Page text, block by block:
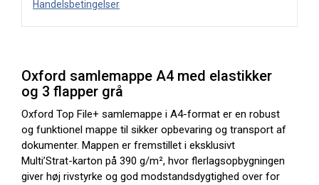
Handelsbetingelser
Oxford samlemappe A4 med elastikker
og 3 flapper grå
Oxford Top File+ samlemappe i A4-format er en robust
og funktionel mappe til sikker opbevaring og transport af
dokumenter. Mappen er fremstillet i eksklusivt
Multi’Strat-karton på 390 g/m², hvor flerlagsopbygningen
giver høj rivstyrke og god modstandsdygtighed over for